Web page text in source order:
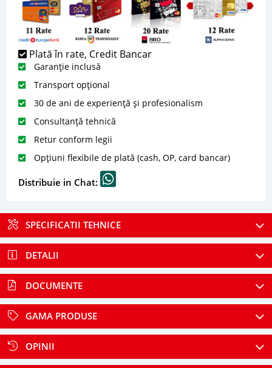
Plată în rate, Credit Bancar
Garanție inclusă
Transport opțional
30 de ani de experiență și profesionalism
Consultanță tehnică
Retur conform legii
Opțiuni flexibile de plată (cash, OP, card bancar)
Distribuie in Chat:
SPECIFICATII TEHNICE
DETALII
DOCUMENTE
GAMA PRODUSE
OPINII